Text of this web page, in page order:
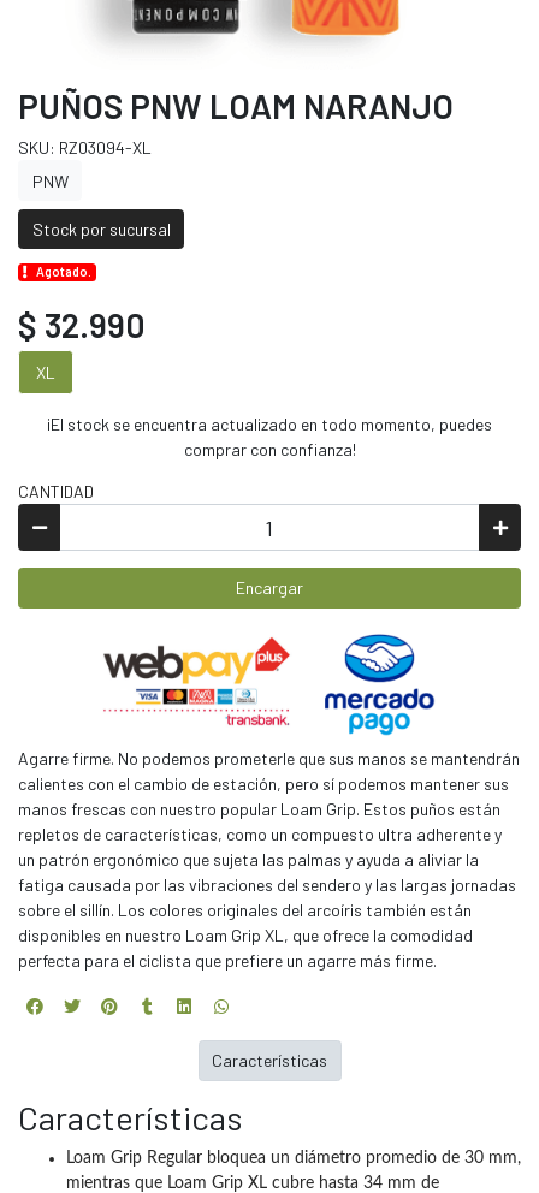
PUÑOS PNW LOAM NARANJO
SKU: RZ03094-XL
PNW
Stock por sucursal
Agotado.
$ 32.990
XL
¡El stock se encuentra actualizado en todo momento, puedes
comprar con confianza!
CANTIDAD
Encargar
Agarre firme. No podemos prometerle que sus manos se mantendrán
calientes con el cambio de estación, pero sí podemos mantener sus
manos frescas con nuestro popular Loam Grip. Estos puños están
repletos de características, como un compuesto ultra adherente y
un patrón ergonómico que sujeta las palmas y ayuda a aliviar la
fatiga causada por las vibraciones del sendero y las largas jornadas
sobre el sillín. Los colores originales del arcoíris también están
disponibles en nuestro Loam Grip XL, que ofrece la comodidad
perfecta para el ciclista que prefiere un agarre más firme.
Características
Loam Grip Regular bloquea un diámetro promedio de 30 mm,
mientras que Loam Grip XL cubre hasta 34 mm de
Características